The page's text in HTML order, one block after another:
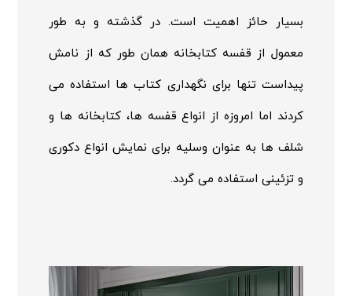
بسیار حائز اهمیت است. در گذشته و به طور
معمول از قفسه کتابخانه همان طور که از نامش
پیداست تنها برای نگهداری کتاب ها استفاده می
کردند اما امروزه از انواع قفسه ها، کتابخانه ها و
شلف ها به عنوان وسلیه برای نمایش انواع دکوری
و تزئینی استفاده می گردد.